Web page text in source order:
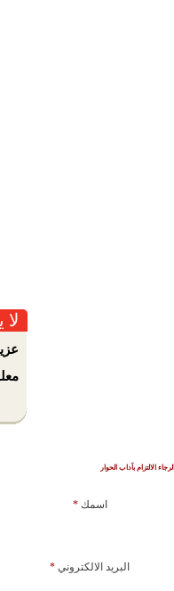
الرجاء الالتزام بآداب الحوار
اسمك*
البريد الالكتروني *